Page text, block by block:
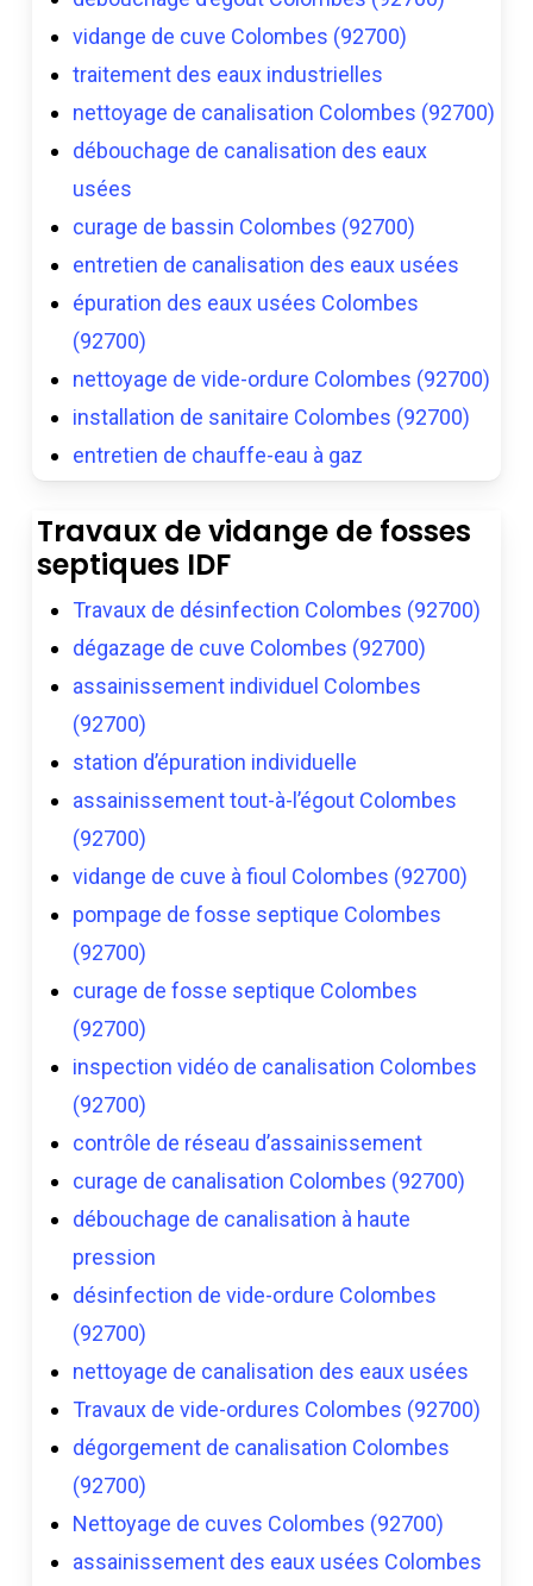
vidange de cuve Colombes (92700)
traitement des eaux industrielles
nettoyage de canalisation Colombes (92700)
débouchage de canalisation des eaux
usées
curage de bassin Colombes (92700)
entretien de canalisation des eaux usées
épuration des eaux usées Colombes
(92700)
nettoyage de vide-ordure Colombes (92700)
installation de sanitaire Colombes (92700)
entretien de chauffe-eau à gaz
Travaux de vidange de fosses
septiques IDF
Travaux de désinfection Colombes (92700)
dégazage de cuve Colombes (92700)
assainissement individuel Colombes
(92700)
station d’épuration individuelle
assainissement tout-à-l’égout Colombes
(92700)
vidange de cuve à fioul Colombes (92700)
pompage de fosse septique Colombes
(92700)
curage de fosse septique Colombes
(92700)
inspection vidéo de canalisation Colombes
(92700)
contrôle de réseau d’assainissement
curage de canalisation Colombes (92700)
débouchage de canalisation à haute
pression
désinfection de vide-ordure Colombes
(92700)
nettoyage de canalisation des eaux usées
Travaux de vide-ordures Colombes (92700)
dégorgement de canalisation Colombes
(92700)
Nettoyage de cuves Colombes (92700)
assainissement des eaux usées Colombes